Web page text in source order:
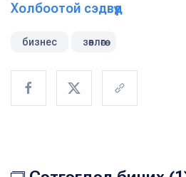
Холбоотой сэдвүүд
бизнес зөвлөгөө